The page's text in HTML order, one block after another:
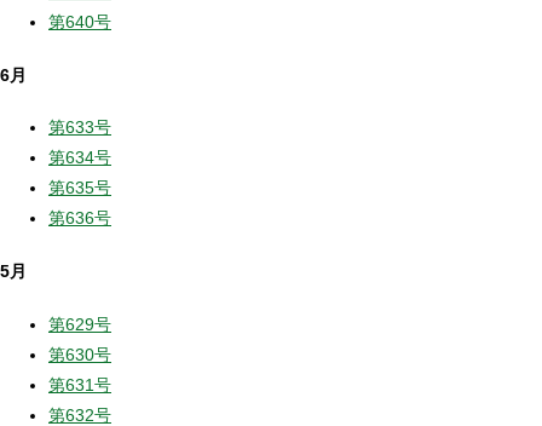
第640号
6月
第633号
第634号
第635号
第636号
5月
第629号
第630号
第631号
第632号